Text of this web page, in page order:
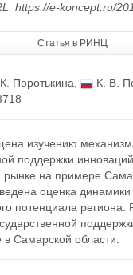
https://e-koncept.ru/
Статья в РИНЦ
Поротькина,
К. В.
изучению
поддержки
рынке на примере
оценка динамики
потенциала региона.
в Самарской области.